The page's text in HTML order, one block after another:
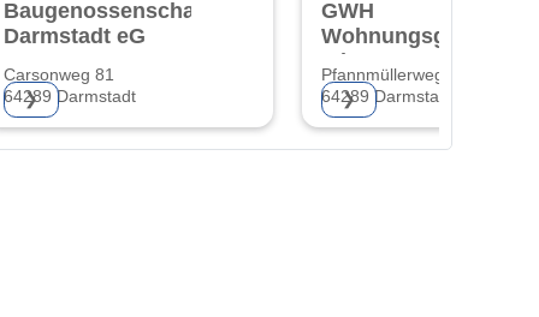
Baugenossenschaft
Darmstadt eG
Carsonweg 81
64289 Darmstadt
❯
GWH
mbH Hessen
Pfannmüllerweg 44
64289 Darmstadt-
❯